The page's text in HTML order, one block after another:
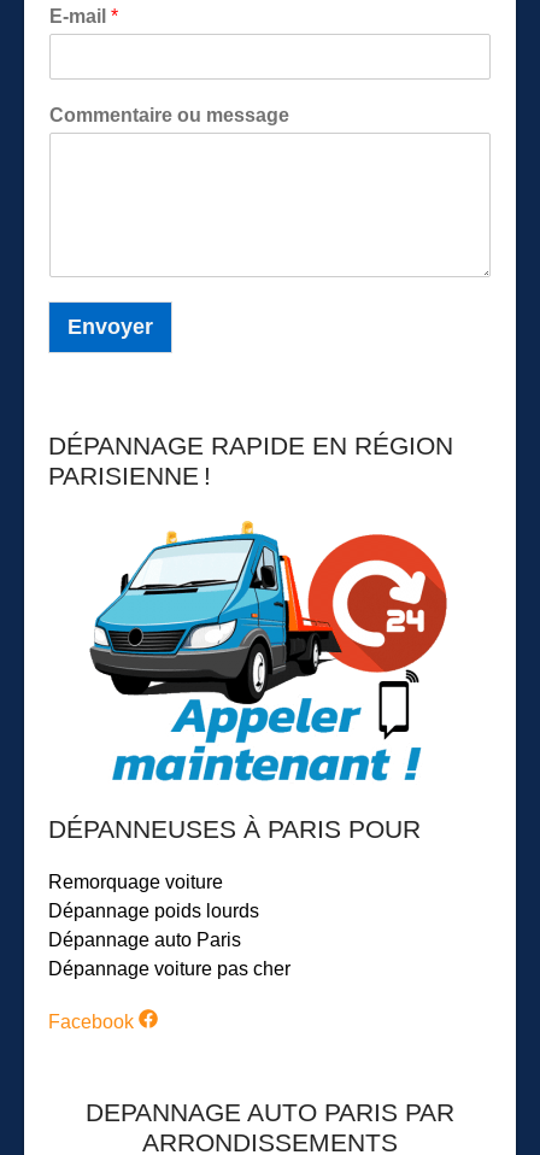
E-mail *
Commentaire ou message
Envoyer
DÉPANNAGE RAPIDE EN RÉGION
PARISIENNE !
DÉPANNEUSES À PARIS POUR
Remorquage voiture
Dépannage poids lourds
Dépannage auto Paris
Dépannage voiture pas cher
Facebook
DEPANNAGE AUTO PARIS PAR
ARRONDISSEMENTS